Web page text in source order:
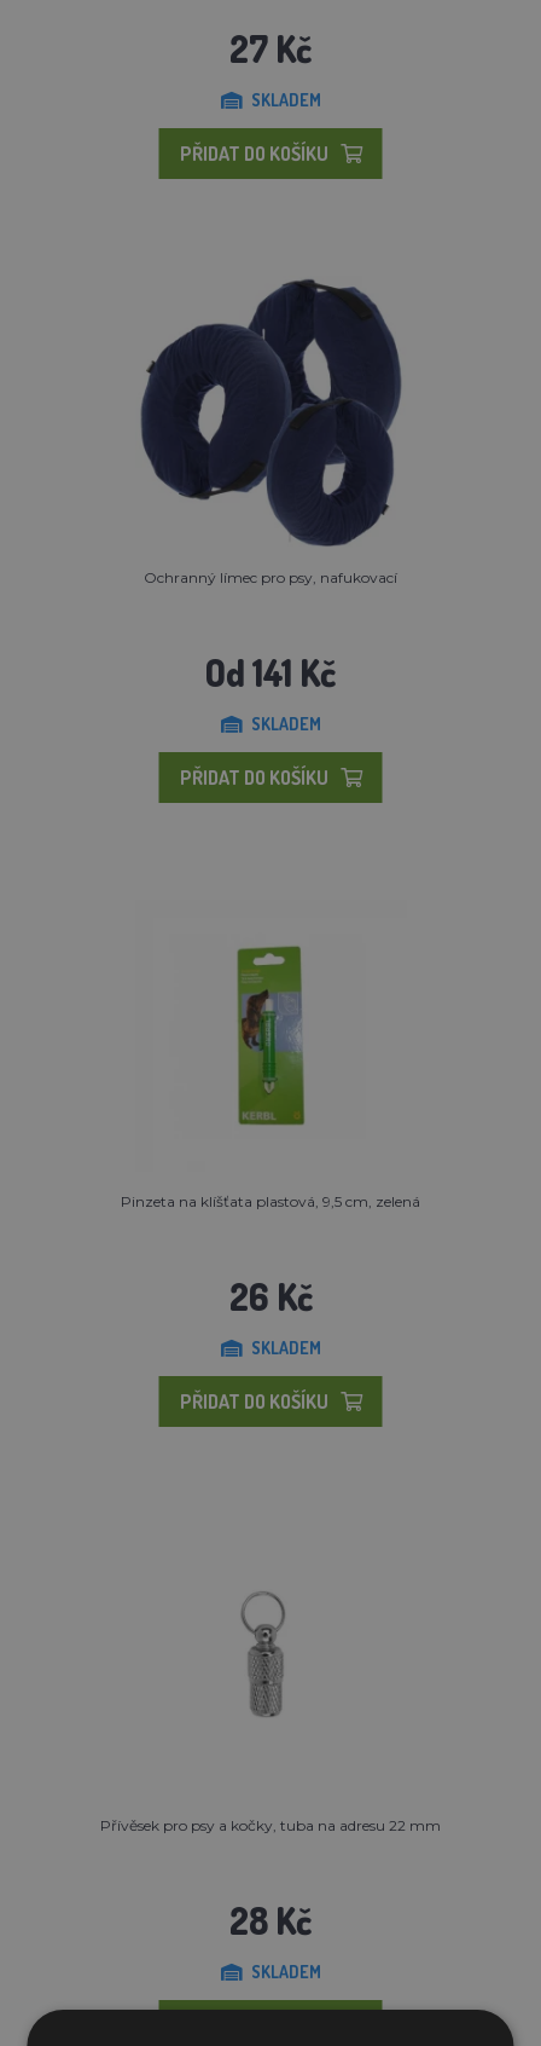
27 Kč
SKLADEM
PŘIDAT DO KOŠÍKU
Ochranný límec pro psy, nafukovací
Od 141 Kč
SKLADEM
PŘIDAT DO KOŠÍKU
Pinzeta na klíšťata plastová, 9,5 cm, zelená
26 Kč
SKLADEM
PŘIDAT DO KOŠÍKU
Přívěsek pro psy a kočky, tuba na adresu 22 mm
28 Kč
SKLADEM